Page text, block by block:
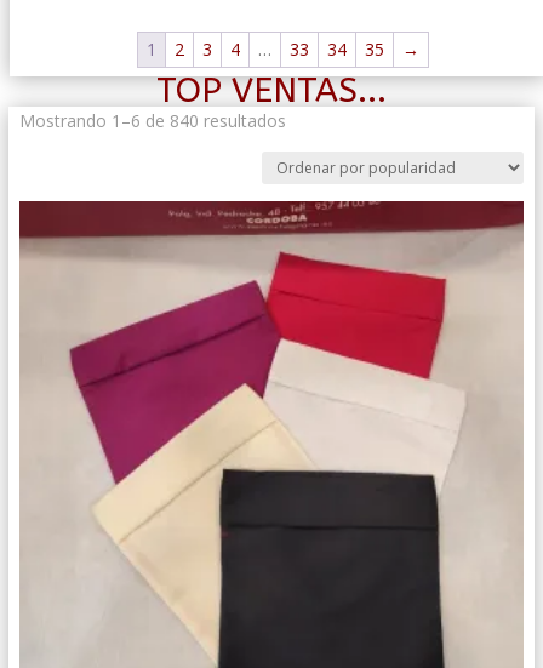
1 2 3 4 … 33 34 35 →
TOP VENTAS...
Mostrando 1–6 de 840 resultadosOrdenado
popularidad